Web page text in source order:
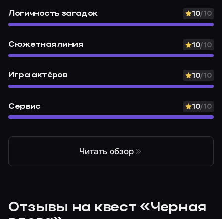
Логичность загадок 10/10
Сюжетная линия 10/10
Игра актёров 10/10
Сервис 10/10
Читать обзор
Отзывы на квест «Черная